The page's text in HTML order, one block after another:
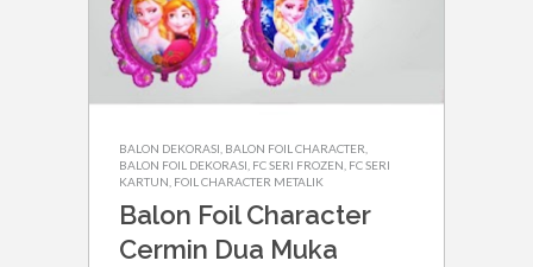
BALON DEKORASI BALON FOIL CHARACTER
BALON FOIL DEKORASI FC SERI FROZEN FC SERI
KARTUN FOIL CHARACTER METALIK
Balon Foil Character
Cermin Dua Muka